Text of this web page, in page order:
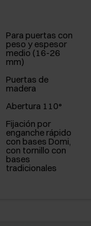
Para puertas con
peso y espesor
medio (16-26
mm)
Puertas de
madera
Abertura 110°
Fijación por
enganche rápido
con bases Domi,
con tornillo con
bases
tradicionales